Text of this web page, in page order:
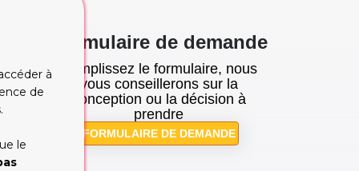
Formulaire de demande
Remplissez le formulaire, nous
vous conseillerons sur la
conception ou la décision à
prendre
FORMULAIRE DE DEMANDE
à
de
le